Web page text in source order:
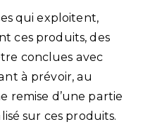
qui exploitent,
ces produits, des
conclues avec
à prévoir, au
remise d’une partie
sur ces produits.